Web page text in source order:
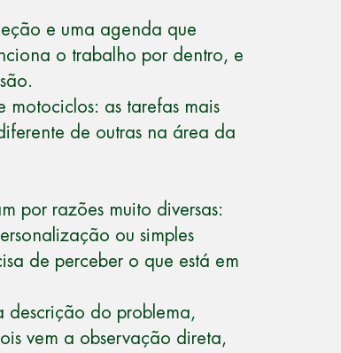
e uma agenda que
o trabalho por dentro, e
as tarefas mais
de outras na área da
por razões muito diversas:
ou simples
de perceber o que está em
descrição do problema,
vem a observação direta,